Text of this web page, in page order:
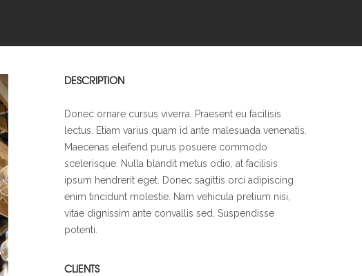
DESCRIPTION
Donec ornare cursus viverra. Praesent eu facilisis
lectus. Etiam varius quam id ante malesuada venenatis.
Maecenas eleifend purus posuere commodo
scelerisque. Nulla blandit metus odio, at facilisis
ipsum hendrerit eget. Donec sagittis orci adipiscing
enim tincidunt molestie. Nam vehicula pretium nisi,
vitae dignissim ante convallis sed. Suspendisse
potenti.
CLIENTS